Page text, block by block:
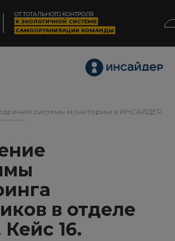
ОТ ТОТАЛЬНОГО КОНТРОЛЯ
К ЭКОЛОГИЧНОЙ СИСТЕМЕ
САМООРГАНИЗАЦИИ КОМАНДЫ
системы мониторинга ИНСАЙДЕР
в отделе
16.